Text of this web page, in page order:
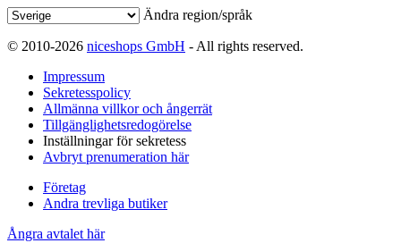
Ändra region/språk
© 2010-2026 niceshops GmbH - All rights reserved.
Impressum
Sekretesspolicy
Allmänna villkor och ångerrät
Tillgänglighetsredogörelse
Inställningar för sekretess
Avbryt prenumeration här
Företag
Andra trevliga butiker
Ångra avtalet här